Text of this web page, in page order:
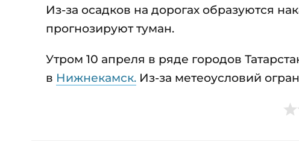
Из-за осадков на дорогах образуются
прогнозируют туман.
Утром 10 апреля в ряде городов
в Нижнекамск. Из-за метеоусловий